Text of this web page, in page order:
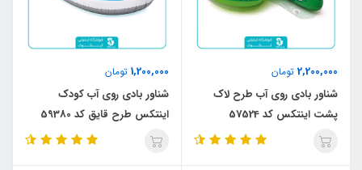
2,200,000 تومان
شناور بادی روی آب طرح لاک
پشت اینتکس کد 57524
1,200,000 تومان
شناور بادی روی آب کودک
اینتکس طرح قایق کد 59380